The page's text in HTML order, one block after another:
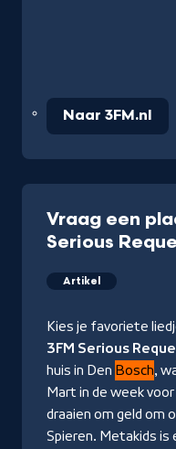
Naar 3FM.nl
Vraag een
Serious
Artikel
Kies je favoriete
3FM Serious
huis in Den Bosch,
Mart in de week
draaien om geld om
Spieren. Metakids is